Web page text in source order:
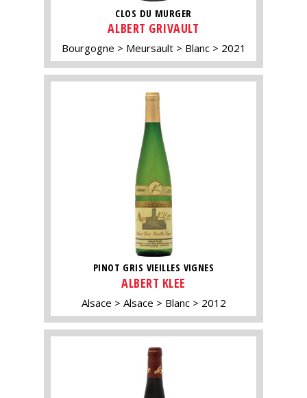
CLOS DU MURGER
ALBERT GRIVAULT
Bourgogne Meursault Blanc 2021
PINOT GRIS VIEILLES VIGNES
ALBERT KLEE
Alsace Alsace Blanc 2012